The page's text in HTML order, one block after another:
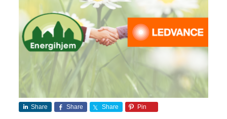
Share Share Share Pin